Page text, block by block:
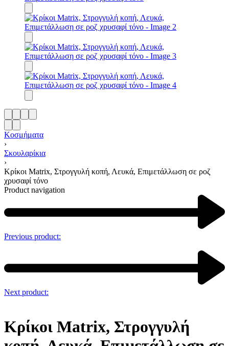
Κοσμήματα
›
Σκουλαρίκια
›
Κρίκοι Matrix, Στρογγυλή κοπή, Λευκά, Επιμετάλλωση σε ροζ
χρυσαφί τόνο
Product navigation
Previous product:
Next product:
Κρίκοι Matrix, Στρογγυλή